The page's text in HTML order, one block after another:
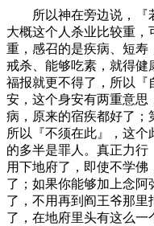
所以神在旁边说，『若
大概这个人杀业比较重，
重，感召的是疾病、短寿
戒杀、能够吃素，就得健
福报就更不得了，所以『
安，这个身安有两重意思
病，原来的宿疾都好了；
所以『不须在此』，这个
的多半是罪人。真正力行
用下地府了，即使不学
了；如果你能够加上念
了，不用再到阎王爷那
了，在地府里头有这么